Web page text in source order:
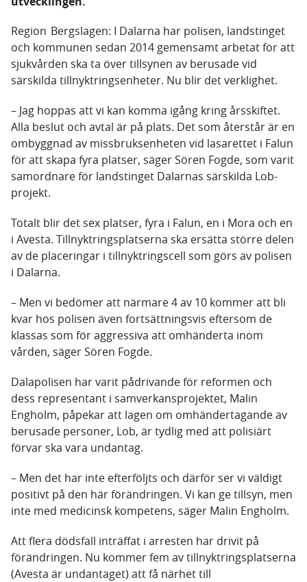
Region Bergslagen: I Dalarna har polisen, landstinget
och kommunen sedan 2014 gemensamt arbetat för att
sjukvården ska ta över tillsynen av berusade vid
särskilda tillnyktringsenheter. Nu blir det verklighet.
– Jag hoppas att vi kan komma igång kring årsskiftet.
Alla beslut och avtal är på plats. Det som återstår är en
ombyggnad av missbruksenheten vid lasarettet i Falun
för att skapa fyra platser, säger Sören Fogde, som varit
samordnare för landstinget Dalarnas särskilda Lob-
projekt.
Totalt blir det sex platser, fyra i Falun, en i Mora och en
i Avesta. Tillnyktringsplatserna ska ersätta större delen
av de placeringar i tillnyktringscell som görs av polisen
i Dalarna.
– Men vi bedömer att närmare 4 av 10 kommer att bli
kvar hos polisen även fortsättningsvis eftersom de
klassas som för aggressiva att omhänderta inom
vården, säger Sören Fogde.
Dalapolisen har varit pådrivande för reformen och
dess representant i samverkansprojektet, Malin
Engholm, påpekar att lagen om omhändertagande av
berusade personer, Lob, är tydlig med att polisiärt
förvar ska vara undantag.
– Men det har inte efterföljts och därför ser vi väldigt
positivt på den här förändringen. Vi kan ge tillsyn, men
inte med medicinsk kompetens, säger Malin Engholm.
Att flera dödsfall inträffat i arresten har drivit på
förändringen. Nu kommer fem av tillnyktringsplatserna
(Avesta är undantaget) att få närhet till